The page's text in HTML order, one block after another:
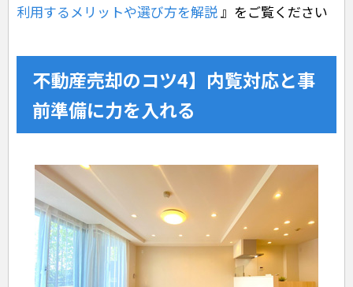
利用するメリットや選び方を解説 』をご覧ください
不動産売却のコツ4】内覧対応と事
前準備に力を入れる